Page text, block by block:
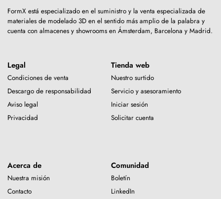
FormX está especializado en el suministro y la venta especializada de
materiales de modelado 3D en el sentido más amplio de la palabra y
cuenta con almacenes y showrooms en Ámsterdam, Barcelona y Madrid.
Legal
Condiciones de venta
Descargo de responsabilidad
Aviso legal
Privacidad
Tienda web
Nuestro surtido
Servicio y asesoramiento
Iniciar sesión
Solicitar cuenta
Acerca de
Nuestra misión
Contacto
Comunidad
Boletín
LinkedIn